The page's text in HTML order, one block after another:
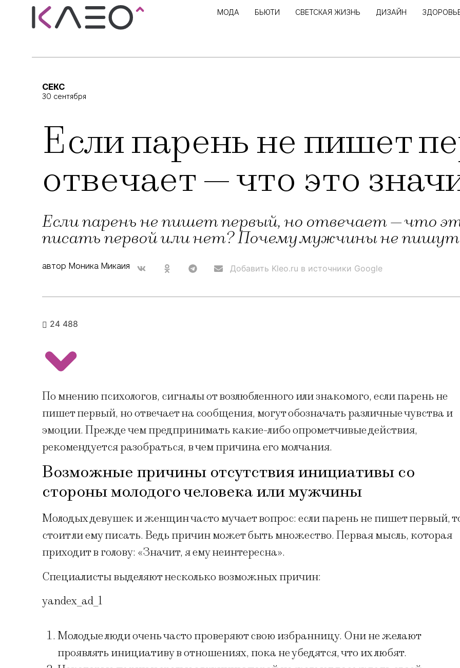
МОДА БЬЮТИ СВЕТСКАЯ ЖИЗНЬ ДИЗАЙН
СЕКС
30 сентября
Если парень не пишет
отвечает — что это
Если парень не пишет первый, но отвечает — что
писать первой или нет? Почему мужчины не
автор Моника Микаия Добавить Kleo.ru в источники Google
24 488
По мнению психологов, сигналы от возлюбленного или знакомого, если парень не
пишет первый, но отвечает на сообщения, могут обозначать различные чувства и
эмоции. Прежде чем предпринимать какие-либо опрометчивые действия,
рекомендуется разобраться, в чем причина его молчания.
Возможные причины отсутствия инициативы со
стороны молодого человека или мужчины
Молодых девушек и женщин часто мучает вопрос: если парень не пишет первый,
стоит ли ему писать. Ведь причин может быть множество. Первая мысль, которая
приходит в голову: «Значит, я ему неинтересна».
Специалисты выделяют несколько возможных причин:
yandex_ad_1
Молодые люди очень часто проверяют свою избранницу. Они не желают
проявлять инициативу в отношениях, пока не убедятся, что их любят.